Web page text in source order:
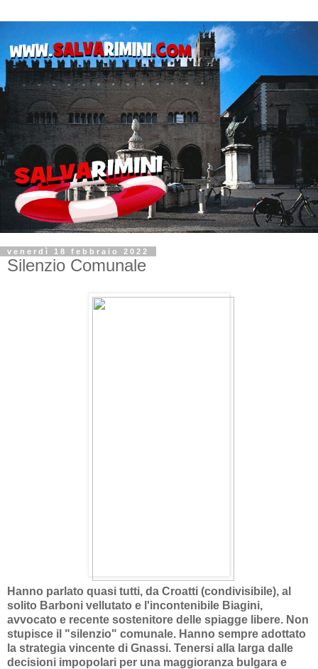
venerdì 18 febbraio 2022
Silenzio Comunale
Hanno parlato quasi tutti, da Croatti (condivisibile), al
solito Barboni vellutato e l'incontenibile Biagini,
avvocato e recente sostenitore delle spiagge libere. Non
stupisce il "silenzio" comunale. Hanno sempre adottato
la strategia vincente di Gnassi. Tenersi alla larga dalle
decisioni impopolari per una maggioranza bulgara e